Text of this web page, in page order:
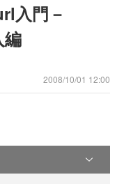
入門－
2008/10/01 12:00